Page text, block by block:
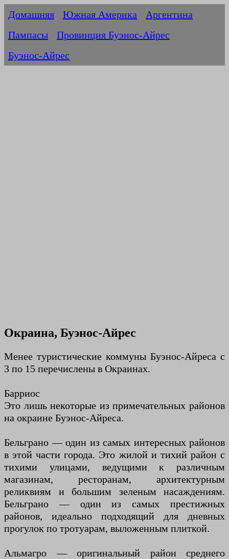
Домашняя Южная Америка
Аргентина
Пампасы
Провинция Буэнос-Айрес
Буэнос-Айрес
Окраина, Буэнос-Айрес
Менее туристические коммуны Буэнос-Айреса с
3 по 15 перечислены в Окраинах.
Барриос
Это лишь некоторые из примечательных районов
на окраине Буэнос-Айреса.
Бельграно — один из самых интересных районов
в этой части города. Это жилой и тихий район с
тихими улицами, ведущими к различным
магазинам, ресторанам, архитектурным
реликвиям и большим зеленым насаждениям.
Бельграно — один из самых престижных
районов, идеально подходящий для дневных
прогулок по тротуарам, выложенным плиткой.
Альмагро — оригинальный район среднего